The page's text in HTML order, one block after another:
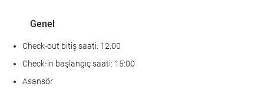
Genel
Check-out bitiş saati: 12:00
Check-in başlangıç saati: 15:00
Asansör